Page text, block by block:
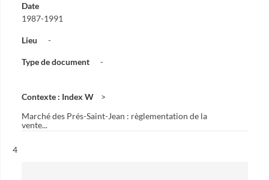
Date
1987-1991
Lieu -
Type de document -
Contexte : Index W
Marché des Prés-Saint-Jean : règlementation de la
vente...
Résultat n°
4